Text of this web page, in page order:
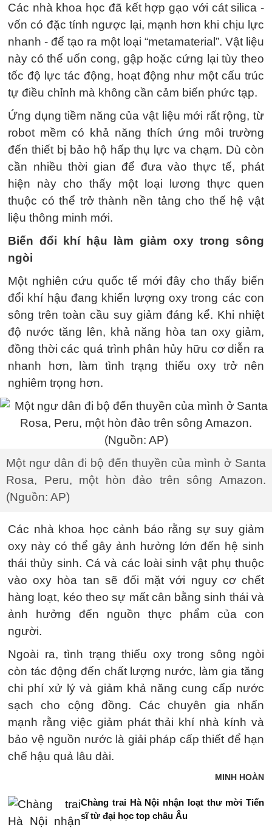
Các nhà khoa học đã kết hợp gạo với cát silica -
vốn có đặc tính ngược lại, mạnh hơn khi chịu lực
nhanh - để tạo ra một loại “metamaterial”. Vật liệu
này có thể uốn cong, gập hoặc cứng lại tùy theo
tốc độ lực tác động, hoạt động như một cấu trúc
tự điều chỉnh mà không cần cảm biến phức tạp.
Ứng dụng tiềm năng của vật liệu mới rất rộng, từ
robot mềm có khả năng thích ứng môi trường
đến thiết bị bảo hộ hấp thụ lực va chạm. Dù còn
cần nhiều thời gian để đưa vào thực tế, phát
hiện này cho thấy một loại lương thực quen
thuộc có thể trở thành nền tảng cho thế hệ vật
liệu thông minh mới.
Biến đổi khí hậu làm giảm oxy trong sông
ngòi
Một nghiên cứu quốc tế mới đây cho thấy biến
đổi khí hậu đang khiến lượng oxy trong các con
sông trên toàn cầu suy giảm đáng kể. Khi nhiệt
độ nước tăng lên, khả năng hòa tan oxy giảm,
đồng thời các quá trình phân hủy hữu cơ diễn ra
nhanh hơn, làm tình trạng thiếu oxy trở nên
nghiêm trọng hơn.
Một ngư dân đi bộ đến thuyền của mình ở Santa
Rosa, Peru, một hòn đảo trên sông Amazon.
(Nguồn: AP)
Các nhà khoa học cảnh báo rằng sự suy giảm
oxy này có thể gây ảnh hưởng lớn đến hệ sinh
thái thủy sinh. Cá và các loài sinh vật phụ thuộc
vào oxy hòa tan sẽ đối mặt với nguy cơ chết
hàng loạt, kéo theo sự mất cân bằng sinh thái và
ảnh hưởng đến nguồn thực phẩm của con
người.
Ngoài ra, tình trạng thiếu oxy trong sông ngòi
còn tác động đến chất lượng nước, làm gia tăng
chi phí xử lý và giảm khả năng cung cấp nước
sạch cho cộng đồng. Các chuyên gia nhấn
mạnh rằng việc giảm phát thải khí nhà kính và
bảo vệ nguồn nước là giải pháp cấp thiết để hạn
chế hậu quả lâu dài.
MINH HOÀN
Chàng trai Hà Nội nhận loạt thư mời Tiến
sĩ từ đại học top châu Âu